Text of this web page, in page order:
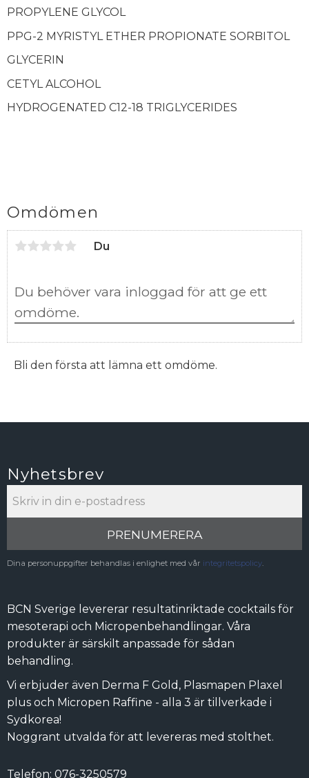
PROPYLENE GLYCOL
PPG-2 MYRISTYL ETHER PROPIONATE SORBITOL
GLYCERIN
CETYL ALCOHOL
HYDROGENATED C12-18 TRIGLYCERIDES
Omdömen
Du
Bli den första att lämna ett omdöme.
Nyhetsbrev
PRENUMERERA
Dina personuppgifter behandlas i enlighet med vår integritetspolicy
BCN Sverige levererar resultatinriktade cocktails för
mesoterapi och Micropenbehandlingar. Våra
produkter är särskilt anpassade för sådan
behandling.
Vi erbjuder även Derma F Gold, Plasmapen Plaxel
plus och Micropen Raffine - alla 3 är tillverkade i
Sydkorea!
Noggrant utvalda för att levereras med stolthet.
Telefon: 076-3250579